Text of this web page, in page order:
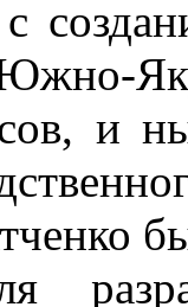
и